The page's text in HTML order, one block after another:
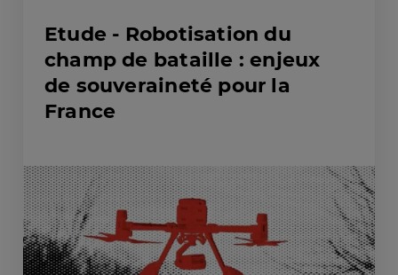
Etude - Robotisation du
champ de bataille : enjeux
de souveraineté pour la
France